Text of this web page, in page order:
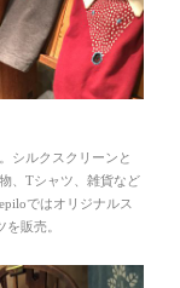
シルクスクリーンと
、Tシャツ、雑貨など
ではオリジナルス
を販売。